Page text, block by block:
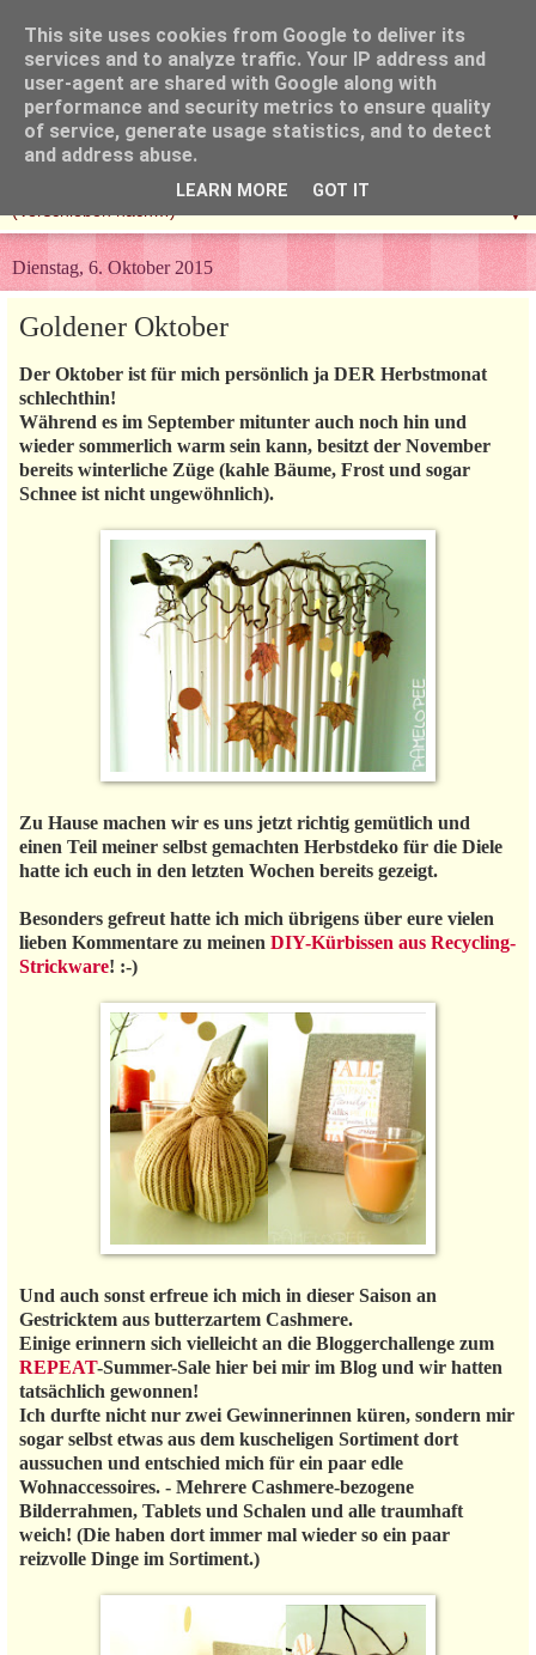
▼
Dienstag, 6. Oktober 2015
Goldener Oktober
Der Oktober ist für mich persönlich ja DER Herbstmonat
schlechthin!
Während es im September mitunter auch noch hin und
wieder sommerlich warm sein kann, besitzt der November
bereits winterliche Züge (kahle Bäume, Frost und sogar
Schnee ist nicht ungewöhnlich).
Zu Hause machen wir es uns jetzt richtig gemütlich und
einen Teil meiner selbst gemachten Herbstdeko für die Diele
hatte ich euch in den letzten Wochen bereits gezeigt.
Besonders gefreut hatte ich mich übrigens über eure vielen
lieben Kommentare zu meinen DIY-Kürbissen aus Recycling-
Strickware! :-)
Und auch sonst erfreue ich mich in dieser Saison an
Gestricktem aus butterzartem Cashmere.
Einige erinnern sich vielleicht an die Bloggerchallenge zum
REPEAT-Summer-Sale hier bei mir im Blog und wir hatten
tatsächlich gewonnen!
Ich durfte nicht nur zwei Gewinnerinnen küren, sondern mir
sogar selbst etwas aus dem kuscheligen Sortiment dort
aussuchen und entschied mich für ein paar edle
Wohnaccessoires. - Mehrere Cashmere-bezogene
Bilderrahmen, Tablets und Schalen und alle traumhaft
weich! (Die haben dort immer mal wieder so ein paar
reizvolle Dinge im Sortiment.)
This site uses cookies from Google to deliver its
services and to analyze traffic. Your IP address and
user-agent are shared with Google along with
performance and security metrics to ensure quality
of service, generate usage statistics, and to detect
and address abuse.
LEARN MORE GOT IT